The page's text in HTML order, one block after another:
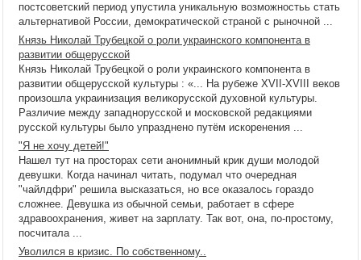
постсоветский период упустила уникальную возможностьь стать
альтернативой России, демократической страной с рыночной ...
Князь Николай Трубецкой о роли украинского компонента в
развитии общерусской
Князь Николай Трубецкой о роли украинского компонента в
развитии общерусской культуры : «... На рубеже XVII-XVIII веков
произошла украинизация великорусской духовной культуры.
Различие между западнорусской и московской редакциями
русской культуры было упразднено путём искоренения ...
"Я не хочу детей!"
Нашел тут на просторах сети анонимный крик души молодой
девушки. Когда начинал читать, подумал что очередная
"чайлдфри" решила высказаться, но все оказалось гораздо
сложнее. Девушка из обычной семьи, работает в сфере
здравоохранения, живет на зарплату. Так вот, она, по-простому,
посчитала ...
Уволился в кризис. По собственному..